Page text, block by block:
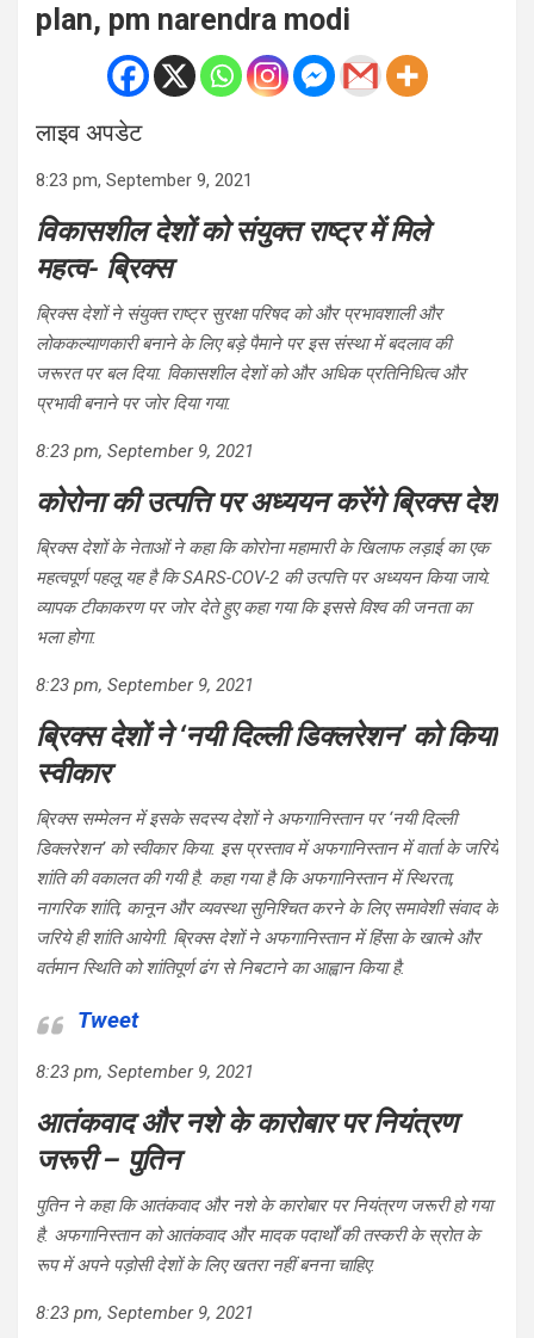
plan, pm narendra modi
लाइव अपडेट
8:23 pm, September 9, 2021
विकासशील देशों को संयुक्त राष्ट्र में मिले
महत्व- ब्रिक्स
ब्रिक्स देशों ने संयुक्त राष्ट्र सुरक्षा परिषद को और प्रभावशाली और
लोककल्याणकारी बनाने के लिए बड़े पैमाने पर इस संस्था में बदलाव की
जरूरत पर बल दिया. विकासशील देशों को और अधिक प्रतिनिधित्व और
प्रभावी बनाने पर जोर दिया गया.
8:23 pm, September 9, 2021
कोरोना की उत्पत्ति पर अध्ययन करेंगे ब्रिक्स देश
ब्रिक्स देशों के नेताओं ने कहा कि कोरोना महामारी के खिलाफ लड़ाई का एक
महत्वपूर्ण पहलू यह है कि SARS-COV-2 की उत्पत्ति पर अध्ययन किया जाये.
व्यापक टीकाकरण पर जोर देते हुए कहा गया कि इससे विश्व की जनता का
भला होगा.
8:23 pm, September 9, 2021
ब्रिक्स देशों ने ‘नयी दिल्ली डिक्लरेशन’ को किया
स्वीकार
ब्रिक्स सम्मेलन में इसके सदस्य देशों ने अफगानिस्तान पर ‘नयी दिल्ली
डिक्लरेशन’ को स्वीकार किया. इस प्रस्ताव में अफगानिस्तान में वार्ता के जरिये
शांति की वकालत की गयी है. कहा गया है कि अफगानिस्तान में स्थिरता,
नागरिक शांति, कानून और व्यवस्था सुनिश्चित करने के लिए समावेशी संवाद के
जरिये ही शांति आयेगी. ब्रिक्स देशों ने अफगानिस्तान में हिंसा के खात्मे और
वर्तमान स्थिति को शांतिपूर्ण ढंग से निबटाने का आह्वान किया है.
Tweet
8:23 pm, September 9, 2021
आतंकवाद और नशे के कारोबार पर नियंत्रण
जरूरी – पुतिन
पुतिन ने कहा कि आतंकवाद और नशे के कारोबार पर नियंत्रण जरूरी हो गया
है. अफगानिस्तान को आतंकवाद और मादक पदार्थों की तस्करी के स्रोत के
रूप में अपने पड़ोसी देशों के लिए खतरा नहीं बनना चाहिए.
8:23 pm, September 9, 2021